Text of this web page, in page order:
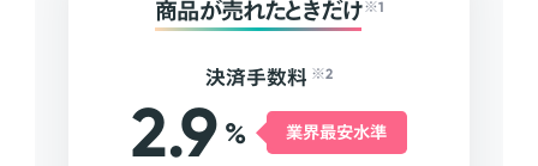
商品が売れたときだけ ※1
決済手数料 ※2
2.9 % 業界最安水準